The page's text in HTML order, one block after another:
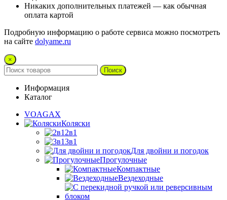
Никаких дополнительных платежей — как обычная
оплата картой
Подробную информацию о работе сервиса можно посмотреть
на сайте dolyame.ru
×
Поиск
Информация
Каталог
VOAGAX
Коляски
2в1
3в1
Для двойни и погодок
Прогулочные
Компактные
Вездеходные